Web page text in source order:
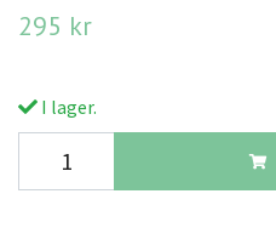
295 kr
I lager.